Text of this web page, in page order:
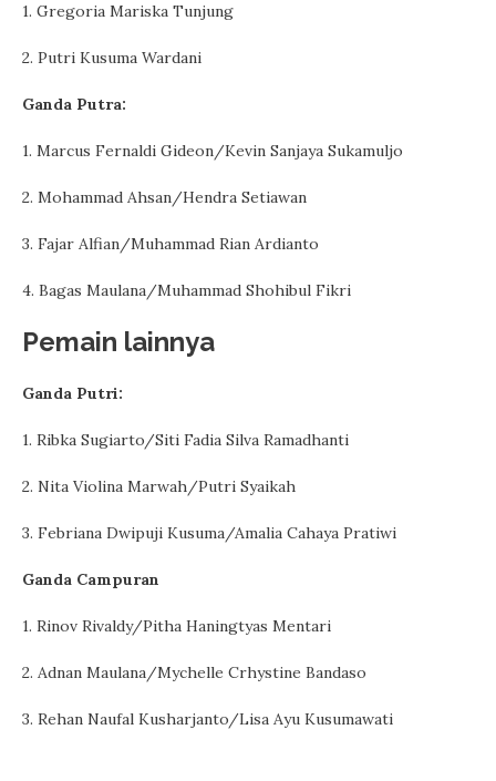
1. Gregoria Mariska Tunjung
2. Putri Kusuma Wardani
Ganda Putra:
1. Marcus Fernaldi Gideon/Kevin Sanjaya Sukamuljo
2. Mohammad Ahsan/Hendra Setiawan
3. Fajar Alfian/Muhammad Rian Ardianto
4. Bagas Maulana/Muhammad Shohibul Fikri
Pemain lainnya
Ganda Putri:
1. Ribka Sugiarto/Siti Fadia Silva Ramadhanti
2. Nita Violina Marwah/Putri Syaikah
3. Febriana Dwipuji Kusuma/Amalia Cahaya Pratiwi
Ganda Campuran
1. Rinov Rivaldy/Pitha Haningtyas Mentari
2. Adnan Maulana/Mychelle Crhystine Bandaso
3. Rehan Naufal Kusharjanto/Lisa Ayu Kusumawati